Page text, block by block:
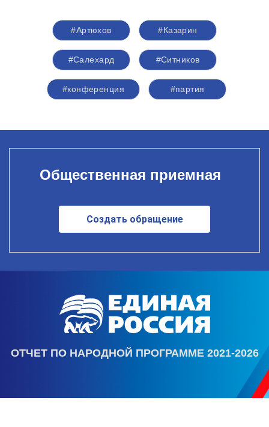
#Артюхов #Казарин
#Салехард #Ситников
#конференция #партия
Общественная приемная
Создать обращение
ОТЧЕТ ПО НАРОДНОЙ ПРОГРАММЕ 2021-2026